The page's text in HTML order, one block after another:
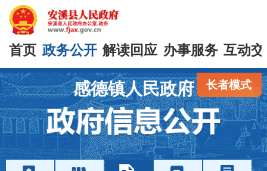
首页 政务公开 解读回应 办事服务 互动
长者模式
感德镇人民政府